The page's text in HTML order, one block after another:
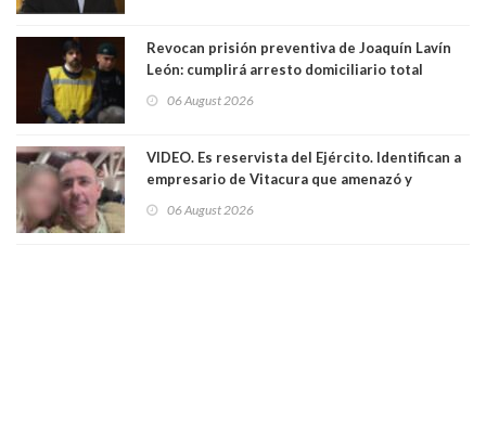
Revocan prisión preventiva de Joaquín Lavín
León: cumplirá arresto domiciliario total
06 August 2026
VIDEO. Es reservista del Ejército. Identifican a
empresario de Vitacura que amenazó y
al "ring raja". Se trata de Andrés Arrieta y la
06 August 2026